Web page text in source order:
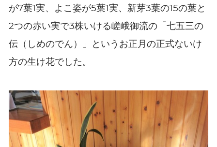
が7葉1実、よこ姿が5葉1実、新芽3葉の15の葉と
2つの赤い実で3株いける嵯峨御流の「七五三の
伝（しめのでん）」というお正月の正式ないけ
方の生け花でした。